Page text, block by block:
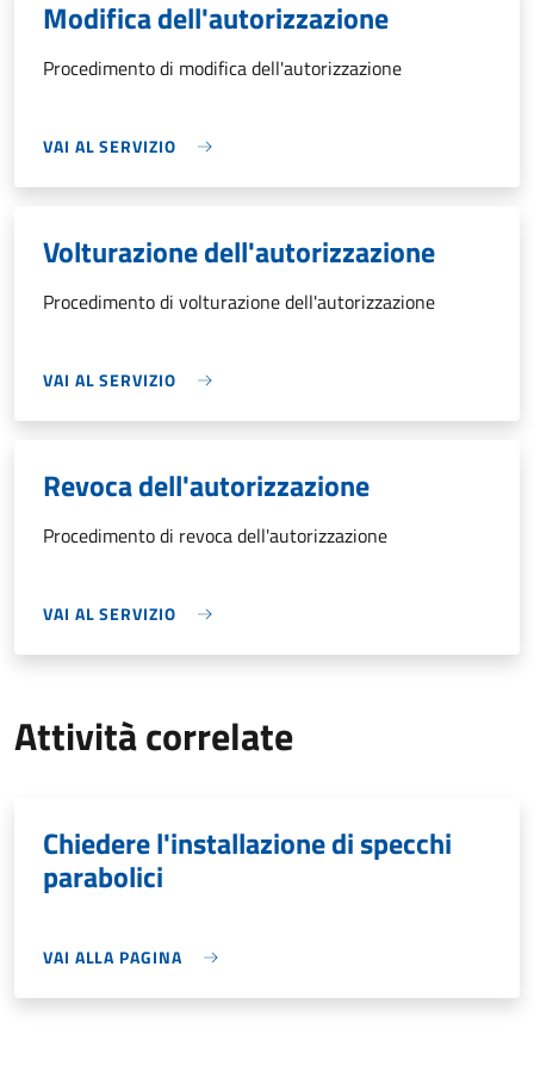
Modifica dell'autorizzazione
Procedimento di modifica dell'autorizzazione
VAI AL SERVIZIO
Volturazione dell'autorizzazione
Procedimento di volturazione dell'autorizzazione
VAI AL SERVIZIO
Revoca dell'autorizzazione
Procedimento di revoca dell'autorizzazione
VAI AL SERVIZIO
Attività correlate
Chiedere l'installazione di specchi
parabolici
VAI ALLA PAGINA